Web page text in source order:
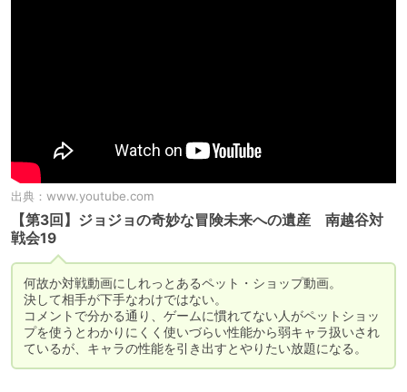
出典： www.youtube.com
【第3回】ジョジョの奇妙な冒険未来への遺産 南越谷対
戦会19
何故か対戦動画にしれっとあるペット・ショップ動画。
決して相手が下手なわけではない。
コメントで分かる通り、ゲームに慣れてない人がペットショッ
プを使うとわかりにくく使いづらい性能から弱キャラ扱いされ
ているが、キャラの性能を引き出すとやりたい放題になる。